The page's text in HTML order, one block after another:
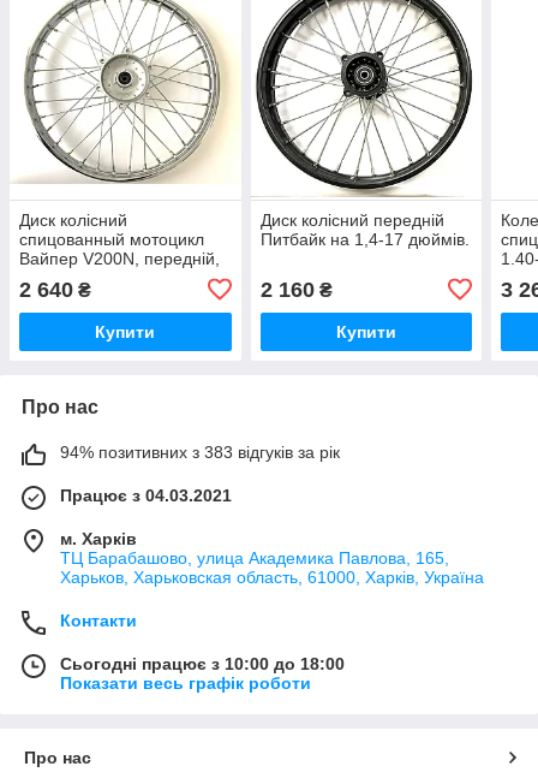
Диск колісний
спицованный мотоцикл
Вайпер V200N, передній,
2 640 ₴
Купити
Диск колісний передній
Питбайк на 1,4-17 дюймів.
2 160₴
Купити
під
3
Про нас
94% позитивних з 383 відгуків за рік
Працює з 04.03.2021
м. Харків
ТЦ Барабашово, улица Академика Павлова, 165,
Харьков, Харьковская область, 61000, Харків, Україна
Контакти
Сьогодні працює з 10:00 до 18:00
Показати весь графік роботи
Про нас